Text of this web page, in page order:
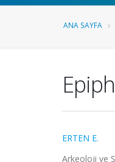
ANA SAYFA
ERTEN E.
Arkeoloji ve